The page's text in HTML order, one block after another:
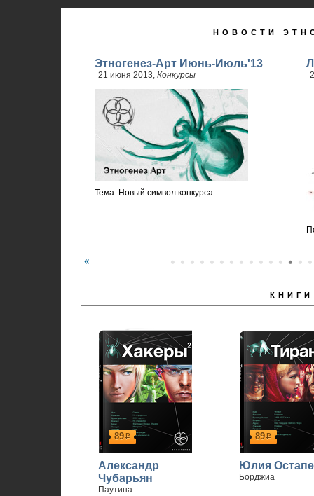
НОВОСТИ
Этногенез-Арт Июнь-Июль'13
21 июня 2013, Конкурсы
Тема: Новый символ конкурса
КНИГИ
89р
Александр
Чубарьян
Паутина
89р
Юлия
Борджиа